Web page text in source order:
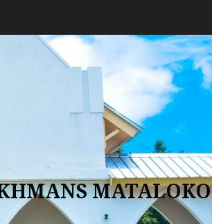
MATALOKO